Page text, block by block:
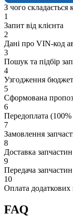
З чого
1
Запит від клієнта
2
Дані про VIN-код
3
Пошук та підбір
4
Узгодження
5
Сформована
6
Передоплата (100%
7
Замовлення
8
Доставка
9
Передача
10
Оплата
FAQ